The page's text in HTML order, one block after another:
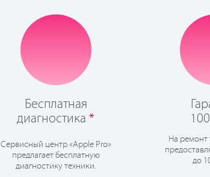
Бесплатная
диагностика*
Сервисный центр «Apple Pro»
предлагает бесплатную
диагностику техники.
На ремонт
до